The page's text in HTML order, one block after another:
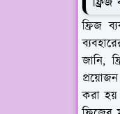
ফ্রিজ
ফ্রিজ
জানি,
করা